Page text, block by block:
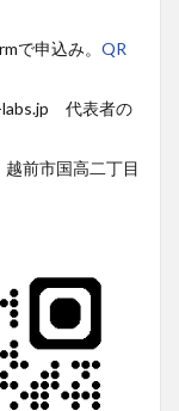
で申込み。 QR
labs.jp 代表者の
前市国高二丁目